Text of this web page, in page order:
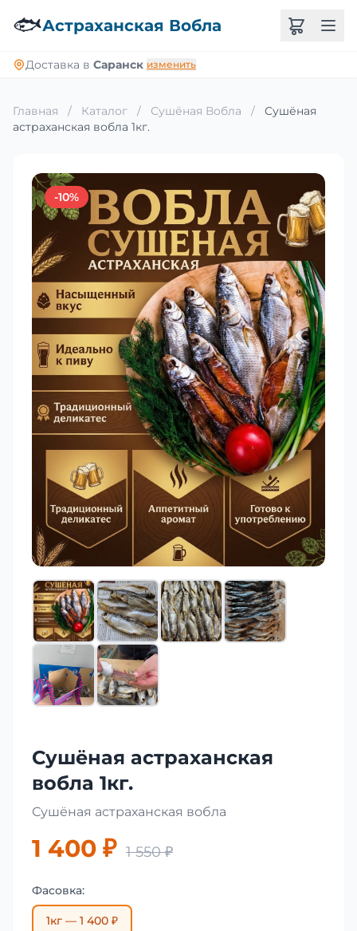
🐟Астраханская Вобла
Доставка в Саранск изменить
Главная / Каталог / Сушёная Вобла /
Сушёная
астраханская вобла 1кг.
-10%
Сушёная астраханская
вобла 1кг.
Сушёная астраханская вобла
1 400 ₽ 1 550 ₽
Фасовка:
1кг — 1 400 ₽